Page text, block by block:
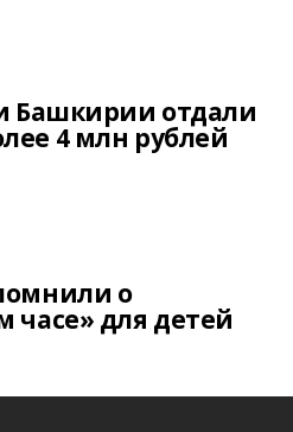
Башкирии отдали
4 млн рублей
о
часе» для детей